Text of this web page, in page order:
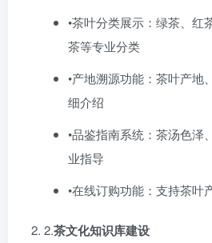
•茶叶分类展示：绿茶、红
茶等专业分类
•产地溯源功能：茶叶产地
细介绍
•品鉴指南系统：茶汤色泽
业指导
•在线订购功能：支持茶叶
2.​茶文化知识库建设